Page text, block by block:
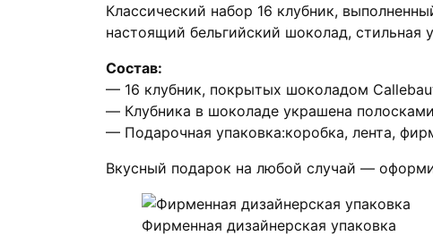
Классический набор 16 клубник,
настоящий бельгийский шоколад, стильная
Состав:
— 16 клубник, покрытых шоколадом
— Клубника в шоколаде украшена
— Подарочная упаковка:коробка, лента,
Вкусный подарок на любой случай —
Фирменная дизайнерская упаковка